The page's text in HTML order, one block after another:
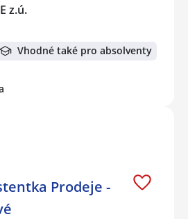
z.ú.
Vhodné také pro absolventy
Prodeje -